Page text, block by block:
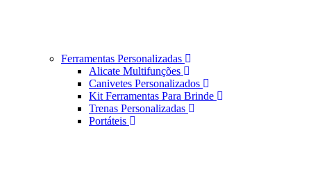
Ferramentas Personalizadas
Alicate Multifunções
Canivetes Personalizados
Kit Ferramentas Para Brinde
Trenas Personalizadas
Portáteis